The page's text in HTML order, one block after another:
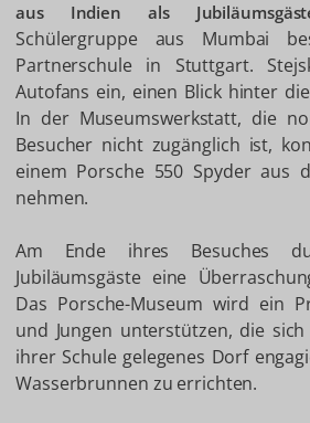
aus Indien als
Schülergruppe aus Mumbai
Partnerschule in Stuttgart.
Autofans ein, einen Blick hinter
In der Museumswerkstatt, die
Besucher nicht zugänglich ist,
einem Porsche 550 Spyder aus
nehmen.
Am Ende ihres Besuches
Jubiläumsgäste eine
Das Porsche-Museum wird ein
und Jungen unterstützen, die
ihrer Schule gelegenes Dorf
Wasserbrunnen zu errichten.